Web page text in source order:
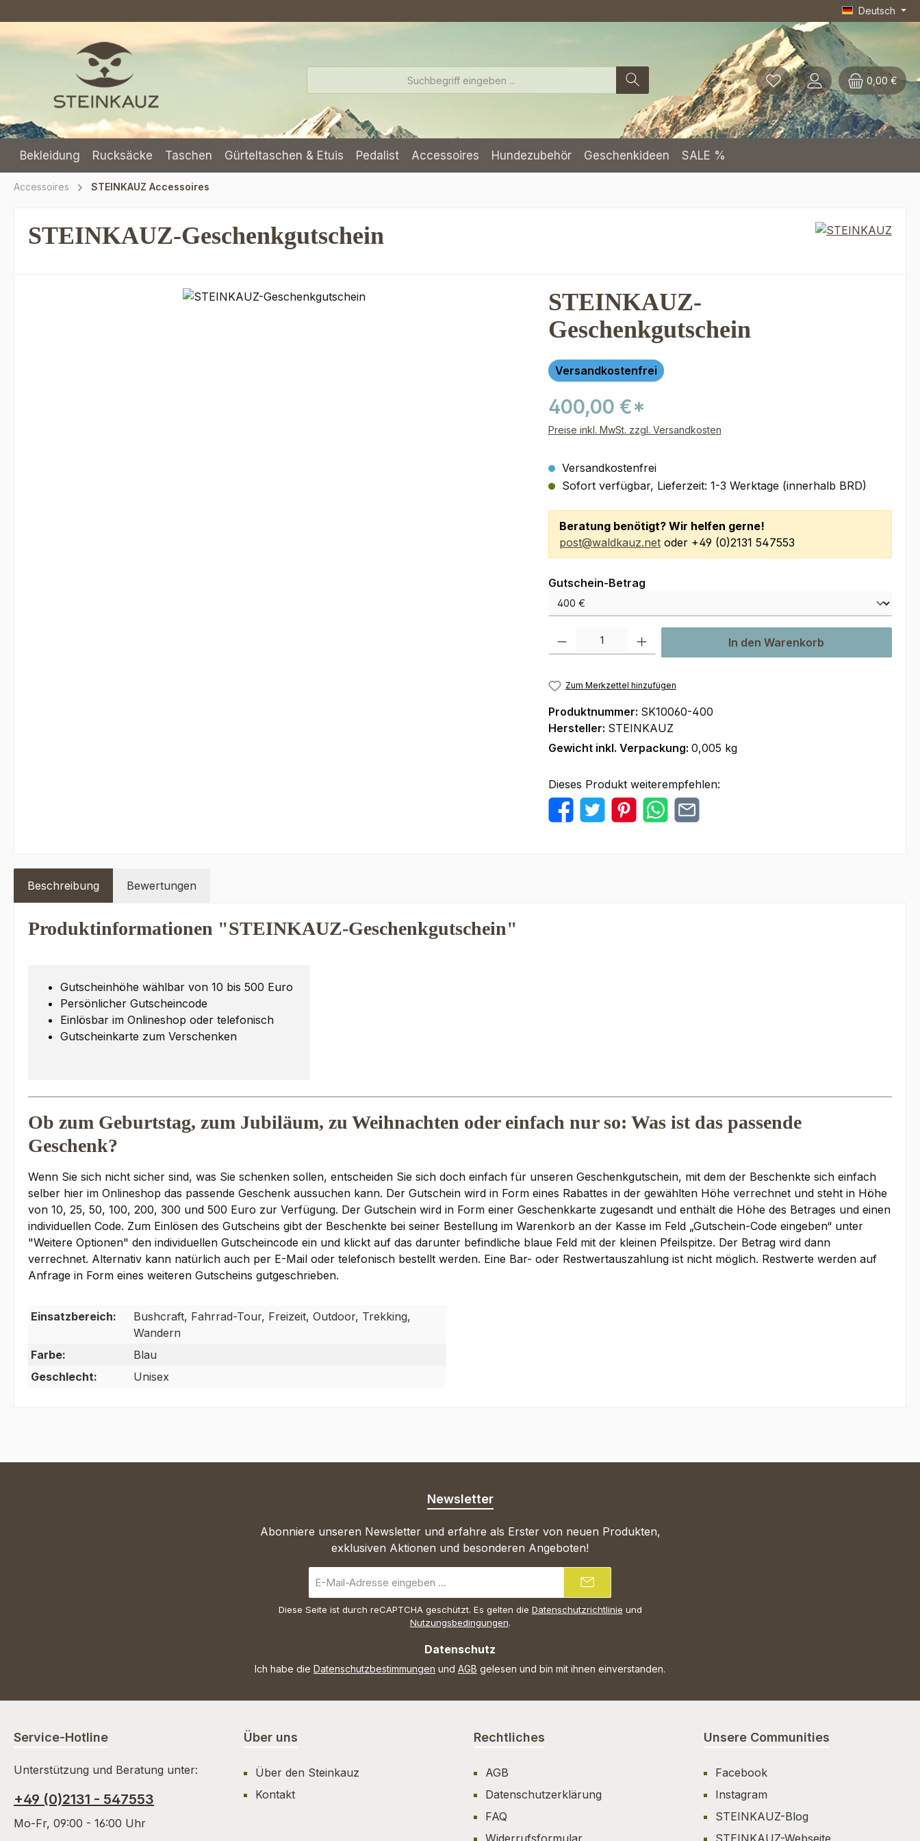
Deutsch
0,00 €
Bekleidung Rucksäcke Taschen Gürteltaschen & Etuis Pedalist Accessoires Hundezubehör Geschenkideen SALE %
Accessoires STEINKAUZ Accessoires
STEINKAUZ-Geschenkgutschein
STEINKAUZ-
Geschenkgutschein
Versandkostenfrei
400,00 €*
Preise inkl. MwSt. zzgl. Versandkosten
Versandkostenfrei
Sofort verfügbar, Lieferzeit: 1-3 Werktage (innerhalb BRD)
Beratung benötigt? Wir helfen gerne!
post@waldkauz.netoder +49 (0)2131 547553
Gutschein-Betragauswählen
Produkt Anzahl: Gib den gewünschten Wert ein oder benutze die Schaltflächen
In den Warenkorb
Zum Merkzettel hinzufügen
Produktnummer: SK10060-400
Hersteller: STEINKAUZ
Gewicht inkl. Verpackung: 0,005 kg
Dieses Produkt weiterempfehlen:
Beschreibung Bewertungen
Produktinformationen "STEINKAUZ-Geschenkgutschein"
Gutscheinhöhe wählbar von 10 bis 500 Euro
Persönlicher Gutscheincode
Einlösbar im Onlineshop oder telefonisch
Gutscheinkarte zum Verschenken
Ob zum Geburtstag, zum Jubiläum, zu Weihnachten oder einfach nur so: Was ist das passende
Geschenk?
Wenn Sie sich nicht sicher sind, was Sie schenken sollen, entscheiden Sie sich doch einfach für unseren Geschenkgutschein, mit dem der Beschenkte sich einfach
selber hier im Onlineshop das passende Geschenk aussuchen kann. Der Gutschein wird in Form eines Rabattes in der gewählten Höhe verrechnet und steht in Höhe
von 10, 25, 50, 100, 200, 300 und 500 Euro zur Verfügung. Der Gutschein wird in Form einer Geschenkkarte zugesandt und enthält die Höhe des Betrages und einen
individuellen Code. Zum Einlösen des Gutscheins gibt der Beschenkte bei seiner Bestellung im Warenkorb an der Kasse im Feld „Gutschein-Code eingeben“ unter
"Weitere Optionen" den individuellen Gutscheincode ein und klickt auf das darunter befindliche blaue Feld mit der kleinen Pfeilspitze. Der Betrag wird dann
verrechnet. Alternativ kann natürlich auch per E-Mail oder telefonisch bestellt werden. Eine Bar- oder Restwertauszahlung ist nicht möglich. Restwerte werden auf
Anfrage in Form eines weiteren Gutscheins gutgeschrieben.
Einsatzbereich:
Bushcraft, Fahrrad-Tour, Freizeit, Outdoor, Trekking,
Wandern
Farbe:
Blau
Geschlecht:
Unisex
Newsletter
Abonniere unseren Newsletter und erfahre als Erster von neuen Produkten,
exklusiven Aktionen und besonderen Angeboten!
Mail-
Diese Seite ist durch reCAPTCHA geschützt. Es gelten die Datenschutzrichtlinie und
Nutzungsbedingungen.
Datenschutz
Ich habe die Datenschutzbestimmungen und AGB gelesen und bin mit ihnen einverstanden.
Service-Hotline
Unterstützung und Beratung unter:
+49 (0)2131 - 547553
Mo-Fr, 09:00 - 16:00 Uhr
Über uns
Über den Steinkauz
Kontakt
Rechtliches
AGB
Datenschutzerklärung
FAQ
Unsere Communities
Facebook
Instagram
STEINKAUZ-Blog